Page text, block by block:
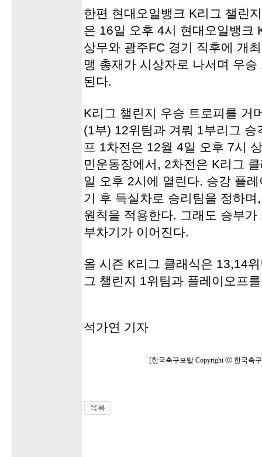
한편 현대오일뱅크 K리그 챌린
은 16일 오후 4시 현대오일뱅크
상무와 광주FC 경기 직후에 개
맹 총재가 시상자로 나서며 우
된다.
K리그 챌린지 우승 트로피를 거
(1부) 12위팀과 겨뤄 1부리그
프 1차전은 12월 4일 오후 7시
민운동장에서, 2차전은 K리그
일 오후 2시에 열린다. 승강 플
기 후 득실차로 승리팀을 정하
원칙을 적용한다. 그래도 승부
부차기가 이어진다.
올 시즌 K리그 클래식은 13,14
그 챌린지 1위팀과 플레이오프
석가연 기자
[한국축구포탈 Copyright ⓒ 한국축